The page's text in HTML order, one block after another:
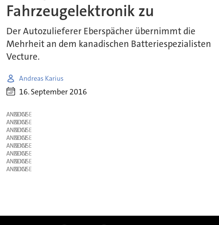
Fahrzeugelektronik zu
Der Autozulieferer Eberspächer übernimmt die
Mehrheit an dem kanadischen Batteriespezialisten
Vecture.
Andreas Karius
16. September 2016
ANZEIGE
ANZEIGE
ANZEIGE
ANZEIGE
ANZEIGE
ANZEIGE
ANZEIGE
ANZEIGE